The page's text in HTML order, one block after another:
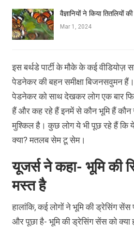
वैज्ञानियों ने किया तितलियों
Mar 1, 2024
इस बर्थडे पार्टी के मौके के कई वीडियोज़
पेडनेकर की बहन समीक्षा बिजनसवुमन हैं।
पेडनेकर को साथ देखकर लोग एक बार
हैं और कह रहे हैं इनमें से कौन भूमि हैं कौन
मुश्किल है। कुछ लोग ये भी पूछ रहे हैं कि
क्या? मतलब सेम टू सेम।
यूजर्स ने कहा- भूमि की
मस्त है
हालांकि, कई लोगों ने भूमि की ड्रेसिंग सेंस
और पूछा है- भूमि की ड्रेसिंग सेंस को क्या